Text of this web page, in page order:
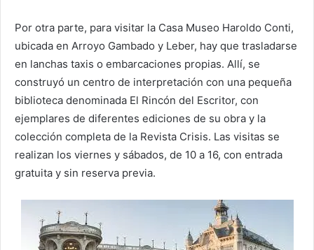
Por otra parte, para visitar la Casa Museo Haroldo Conti,
ubicada en Arroyo Gambado y Leber, hay que trasladarse
en lanchas taxis o embarcaciones propias. Allí, se
construyó un centro de interpretación con una pequeña
biblioteca denominada El Rincón del Escritor, con
ejemplares de diferentes ediciones de su obra y la
colección completa de la Revista Crisis. Las visitas se
realizan los viernes y sábados, de 10 a 16, con entrada
gratuita y sin reserva previa.